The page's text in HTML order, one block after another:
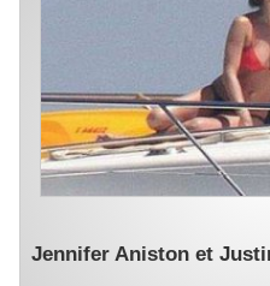
Jennifer Aniston et